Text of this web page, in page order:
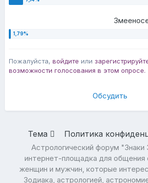
Пожалуйста, войдите или
возможности голосования в этом опросе.
Обсудить
Тема Политика
Астрологический форум
интернет-площадка для общения
женщин и мужчин, которые
Зодиака, астрологией,